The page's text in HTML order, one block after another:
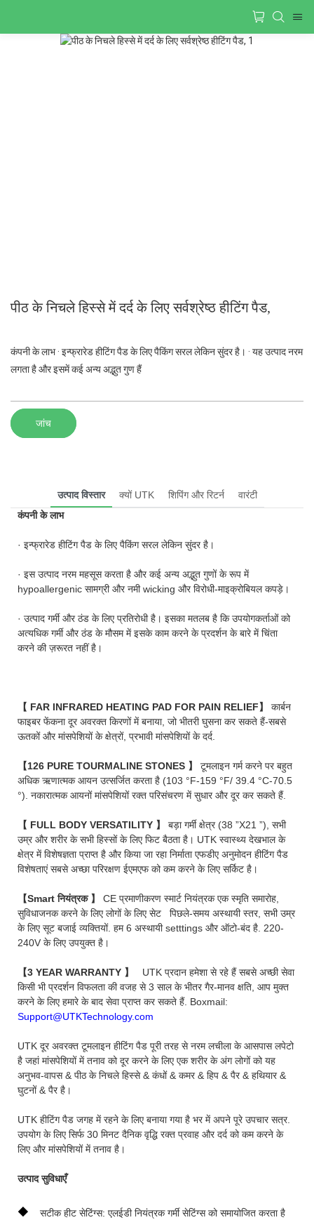
पीठ के निचले हिस्से में दर्द के लिए सर्वश्रेष्ठ हीटिंग पैड,
कंपनी के लाभ · इन्फ्रारेड हीटिंग पैड के लिए पैकिंग सरल लेकिन सुंदर है। · यह उत्पाद नरम
लगता है और इसमें कई अन्य अद्भुत गुण हैं
जांच
उत्पाद विस्तार क्यों UTK शिपिंग और रिटर्न
वारंटी
कंपनी के लाभ
· इन्फ्रारेड हीटिंग पैड के लिए पैकिंग सरल लेकिन सुंदर है।
· इस उत्पाद नरम महसूस करता है और कई अन्य अद्भुत गुणों के रूप में
hypoallergenic सामग्री और नमी wicking और विरोधी-माइक्रोबियल कपड़े।
· उत्पाद गर्मी और ठंड के लिए प्रतिरोधी है। इसका मतलब है कि उपयोगकर्ताओं को
अत्यधिक गर्मी और ठंड के मौसम में इसके काम करने के प्रदर्शन के बारे में चिंता
करने की ज़रूरत नहीं है।
【 FAR INFRARED HEATING PAD FOR PAIN RELIEF】 कार्बन
फाइबर फेंकना दूर अवरक्त किरणों में बनाया, जो भीतरी घुसना कर सकते हैं-सबसे
ऊतकों और मांसपेशियों के क्षेत्रों, प्रभावी मांसपेशियों के दर्द.
【126 PURE TOURMALINE STONES 】 टूमलाइन गर्म करने पर बहुत
अधिक ऋणात्मक आयन उत्सर्जित करता है (103 °F-159 °F/ 39.4 °C-70.5
°). नकारात्मक आयनों मांसपेशियों रक्त परिसंचरण में सुधार और दूर कर सकते हैं.
【 FULL BODY VERSATILITY 】 बड़ा गर्मी क्षेत्र (38 ”X21 ”), सभी
उम्र और शरीर के सभी हिस्सों के लिए फिट बैठता है। UTK स्वास्थ्य देखभाल के
क्षेत्र में विशेषज्ञता प्राप्त है और किया जा रहा निर्माता एफडीए अनुमोदन हीटिंग पैड
विशेषताएं सबसे अच्छा परिरक्षण ईएमएफ को कम करने के लिए सर्किट है।
【Smart नियंत्रक 】 CE प्रमाणीकरण स्मार्ट नियंत्रक एक स्मृति समारोह,
सुविधाजनक करने के लिए लोगों के लिए सेट पिछले-समय अस्थायी स्तर, सभी उम्र
के लिए सूट बजाई व्यक्तियों. हम 6 अस्थायी setttings और ऑटो-बंद है. 220-
240V के लिए उपयुक्त है।
【3 YEAR WARRANTY 】
UTK प्रदान हमेशा से रहे हैं सबसे अच्छी सेवा
किसी भी प्रदर्शन विफलता की वजह से 3 साल के भीतर गैर-मानव क्षति, आप मुक्त
करने के लिए हमारे के बाद सेवा प्राप्त कर सकते हैं. Boxmail:
Support@UTKTechnology.com
UTK दूर अवरक्त टूमलाइन हीटिंग पैड पूरी तरह से नरम लचीला के आसपास लपेटो
है जहां मांसपेशियों में तनाव को दूर करने के लिए एक शरीर के अंग लोगों को यह
अनुभव-वापस & पीठ के निचले हिस्से & कंधों & कमर & हिप & पैर & हथियार &
घुटनों & पैर है।
UTK हीटिंग पैड जगह में रहने के लिए बनाया गया है भर में अपने पूरे उपचार सत्र.
उपयोग के लिए सिर्फ 30 मिनट दैनिक वृद्धि रक्त प्रवाह और दर्द को कम करने के
लिए और मांसपेशियों में तनाव है।
उत्पाद सुविधाएँ
◆
सटीक हीट सेटिंग्स: एलईडी नियंत्रक गर्मी सेटिंग्स को समायोजित करता है